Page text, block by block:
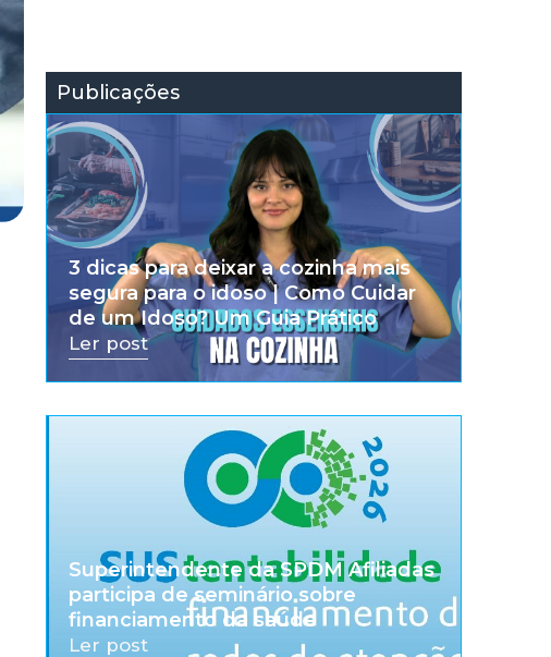
Publicações
3 dicas para deixar a cozinha mais
segura para o idoso | Como Cuidar
de um Idoso? Um Guia Prático
Ler post
Superintendente da SPDM Afiliadas
participa de seminário sobre
financiamento da saúde
Ler post